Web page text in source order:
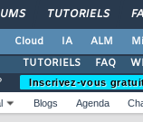
TUTORIELS
Cloud IA ALM
TUTORIELS
FAQ
Inscrivez-vous
Blogs Agenda